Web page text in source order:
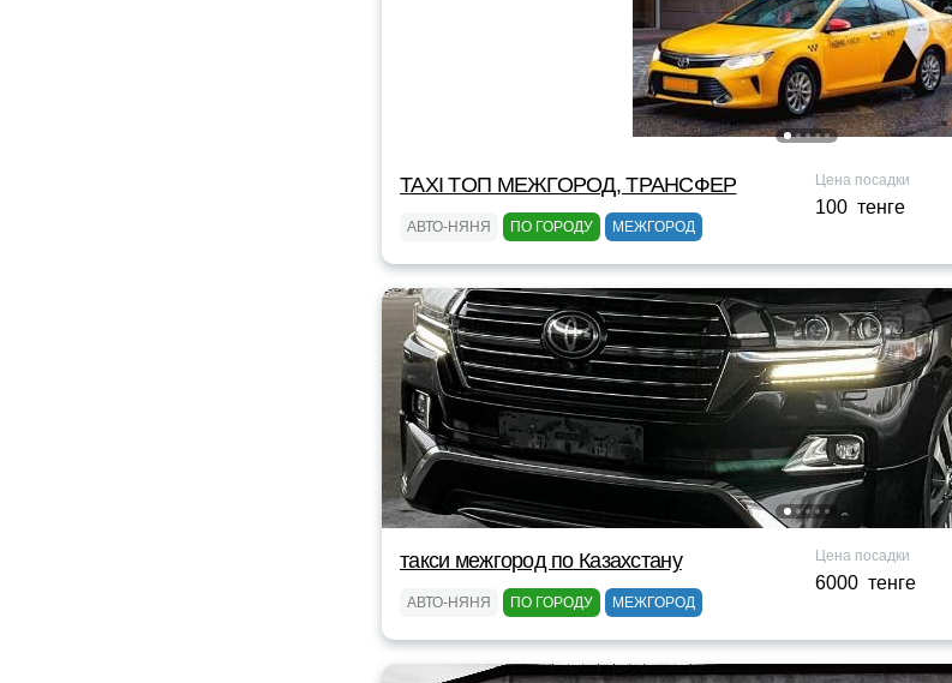
TAXI TOП МЕЖГОРОД, ТРАНСФЕР
АВТО-НЯНЯ ПО ГОРОДУ МЕЖГОРОД
Цена посадки
100 тенге
такси межгород по Казахстану
АВТО-НЯНЯ ПО ГОРОДУ МЕЖГОРОД
Цена посадки
6000 тенге